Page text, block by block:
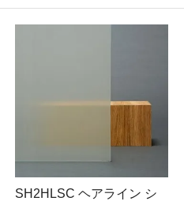
SH2HLSC ヘアライン シ